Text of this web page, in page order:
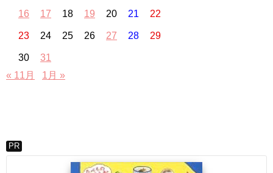
16 17 18 19 20 21 22
23 24 25 26 27 28 29
30
31
« 11月
1月 »
PR